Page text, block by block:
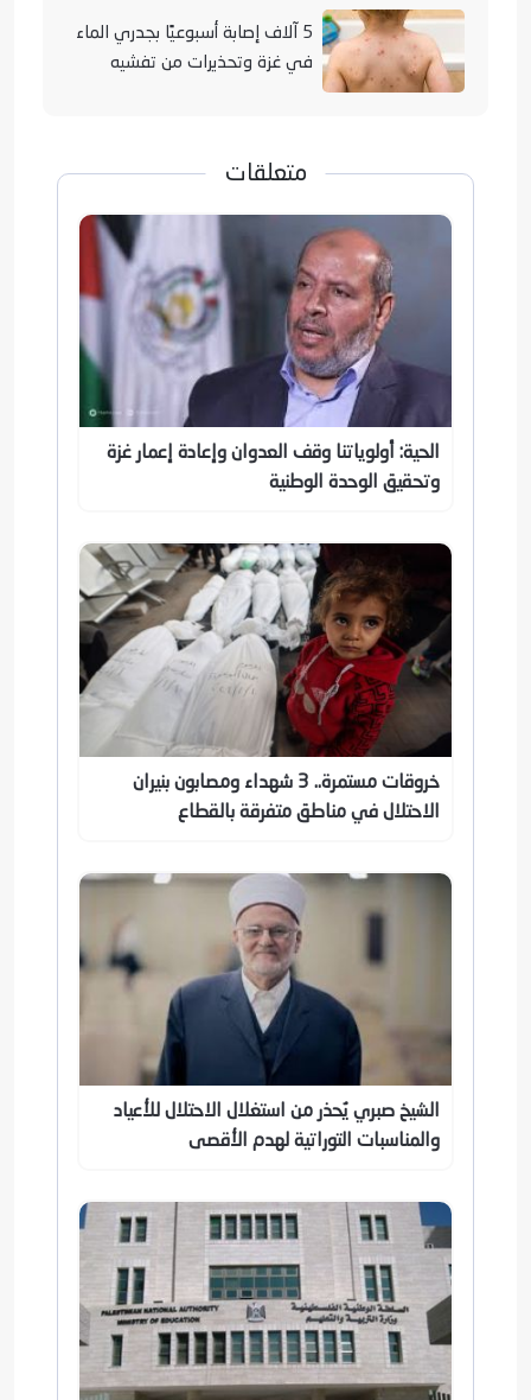
5 آلاف إصابة أسبوعيًا بجدري الماء
في غزة وتحذيرات من تفشيه
متعلقات
الحية: أولوياتنا وقف العدوان وإعادة إعمار غزة
وتحقيق الوحدة الوطنية
خروقات مستمرة.. 3 شهداء ومصابون بنيران
الاحتلال في مناطق متفرقة بالقطاع
الشيخ صبري يُحذر من استغلال الاحتلال للأعياد
والمناسبات التوراتية لهدم الأقصى